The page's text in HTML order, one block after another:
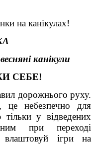
на канікулах!
канікули
СЕБЕ!
дорожнього руху.
небезпечно для
у відведених
при переході
влаштовуй ігри на